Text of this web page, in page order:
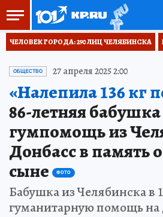
ЧЕЛОВЕК ГОРОДА: 290 ЛИЦ ЧЕЛЯБИНСКА
ОБЩЕСТВО 27 апреля 2025 2:00
«Налепила 136 кг
86-летняя
гумпомощь из
Донбасс в память
сыне
ФОТО
Бабушка из Челябинска в
гуманитарную помощь на